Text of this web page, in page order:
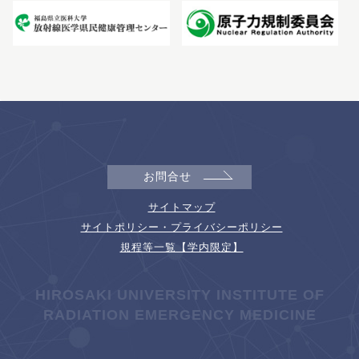
お問合せ
サイトマップ
サイトポリシー・プライバシーポリシー
規程等一覧【学内限定】
HIROSAKI UNIVERSITY INSTITUTE OF
RADIATION EMERGENCY MEDICINE